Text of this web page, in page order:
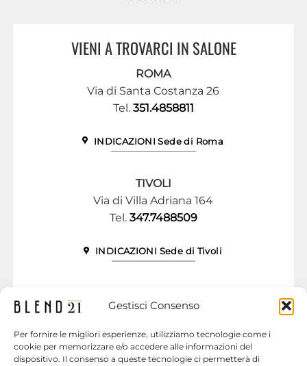
Gestisci Consenso
Per fornire le migliori esperienze, utilizziamo tecnologie come i
cookie per memorizzare e/o accedere alle informazioni del
dispositivo. Il consenso a queste tecnologie ci permetterà di
VIENI A TROVARCI IN SALONE
ROMA
Via di Santa Costanza 26
Tel. 351.4858811
INDICAZIONI Sede di Roma
TIVOLI
Via di Villa Adriana 164
Tel. 347.7488509
INDICAZIONI Sede di Tivoli
info.blend21@gmail.com
Non perdere l’opportunità di provare
Blend21.